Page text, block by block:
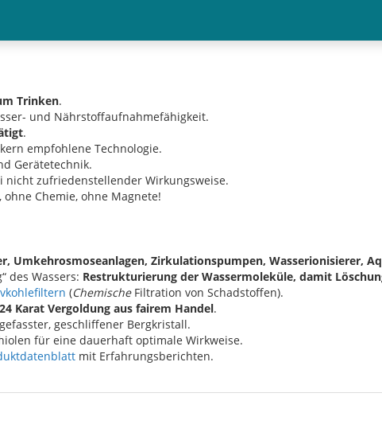
Trinken.
und Nährstoffaufnahmefähigkeit.
.
empfohlene Technologie.
Gerätetechnik.
nicht zufriedenstellender Wirkungsweise.
Chemie, ohne Magnete!
Umkehrosmoseanlagen, Zirkulationspumpen, Wasserionisierer,
des Wassers: Restrukturierung der Wassermoleküle, damit
(ChemischeFiltration von Schadstoffen).
24 Karat Vergoldung aus fairem Handel.
geschliffener Bergkristall.
für eine dauerhaft optimale Wirkweise.
mit Erfahrungsberichten.